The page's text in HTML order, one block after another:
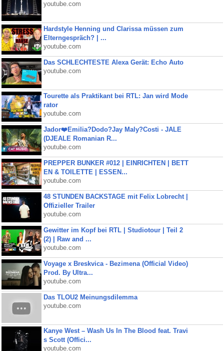
youtube.com
Hardstyle Henning und Clarissa müssen zum
Elterngespräch? | ...
youtube.com
Das SCHLECHTESTE Alexa Gerät: Echo Auto
youtube.com
Tourette als Praktikant bei RTL: Jan wird Mode
rator
youtube.com
Jador❤️Emilia?Dodo?Jay Maly?Costi - JALE
(DJEALE Romanian R...
youtube.com
PREPPER BUNKER #012 | EINRICHTEN | BETT
EN & TOILETTE | ESSEN...
youtube.com
48 STUNDEN BACKSTAGE mit Felix Lobrecht |
Offizieller Trailer
youtube.com
Gewitter im Kopf bei RTL | Studiotour | Teil 2
(2) | Raw and ...
youtube.com
Voyage x Breskvica - Bezimena (Official Video)
Prod. By Ultra...
youtube.com
Das TLOU2 Meinungsdilemma
youtube.com
Kanye West – Wash Us In The Blood feat. Travi
s Scott (Offici...
youtube.com